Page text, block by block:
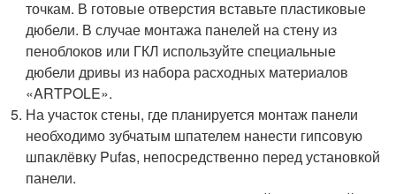
точкам. В готовые отверстия вставьте пластиковые
дюбели. В случае монтажа панелей на стену из
пеноблоков или ГКЛ используйте специальные
дюбели дривы из набора расходных материалов
«ARTPOLE».
На участок стены, где планируется монтаж панели
необходимо зубчатым шпателем нанести гипсовую
шпаклёвку Pufas, непосредственно перед установкой
панели.